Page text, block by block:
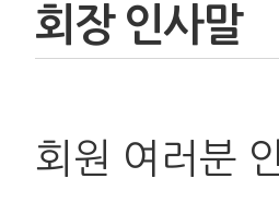
회장 인사말
회원 여러분